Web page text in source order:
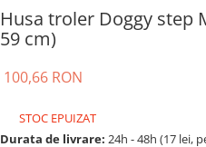
Husa troler Doggy step
59 cm)
100,66 RON
STOC EPUIZAT
Durata de livrare: 24h - 48h (17 lei,